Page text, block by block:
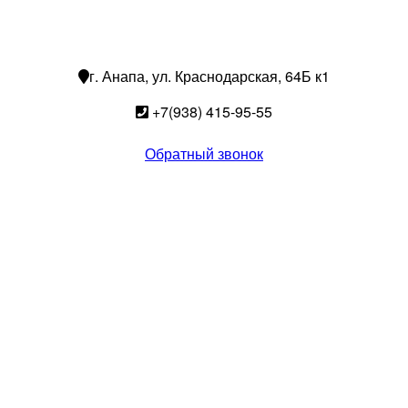
г. Анапа, ул. Краснодарская, 64Б к1
+7(938) 415-95-55
Обратный звонок